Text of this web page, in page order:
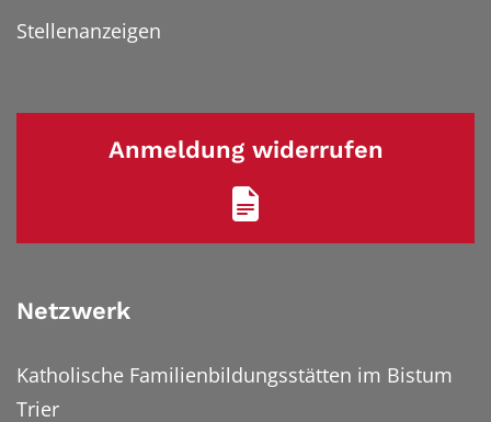
Stellenanzeigen
Anmeldung widerrufen
Netzwerk
Katholische Familienbildungsstätten im Bistum
Trier